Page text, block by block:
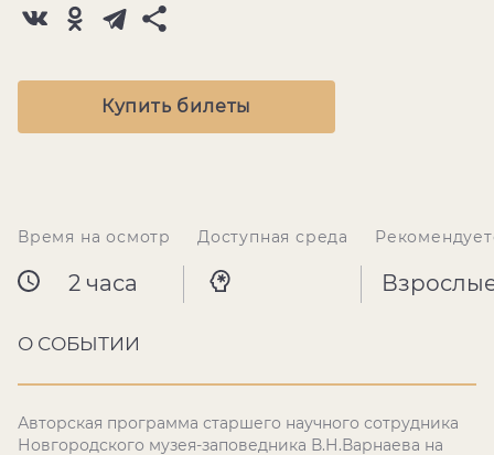
Купить билеты
Время на осмотр
2 часа
Доступная среда
О СОБЫТИИ
Авторская программа старшего научного сотрудника
Новгородского музея-заповедника В.Н.Варнаева на